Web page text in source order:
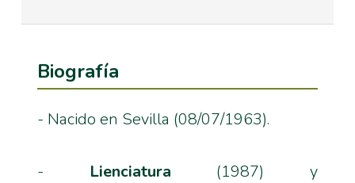
Biografía
- Nacido en Sevilla (08/07/1963).
- Lienciatura (1987) y